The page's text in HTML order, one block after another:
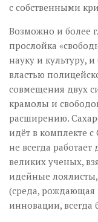
с собственными
Возможно и более
прослойка
науку и культуру,
властью
совмещения двух
крамолы и
расширению.
идёт в комплекте
не всегда
великих ученых,
идейные
(среда, рождающая
инновации, всегда